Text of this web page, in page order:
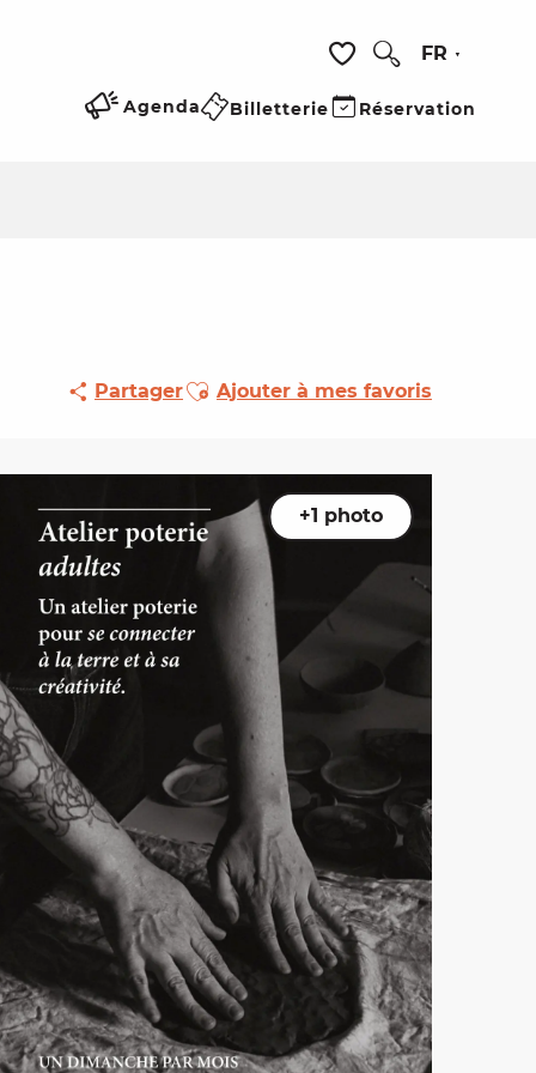
Voir les favoris
FR
Agenda Billetterie Réservation
PartagerAjouter aux favoris
Ajouter à mes favoris
+1 photo